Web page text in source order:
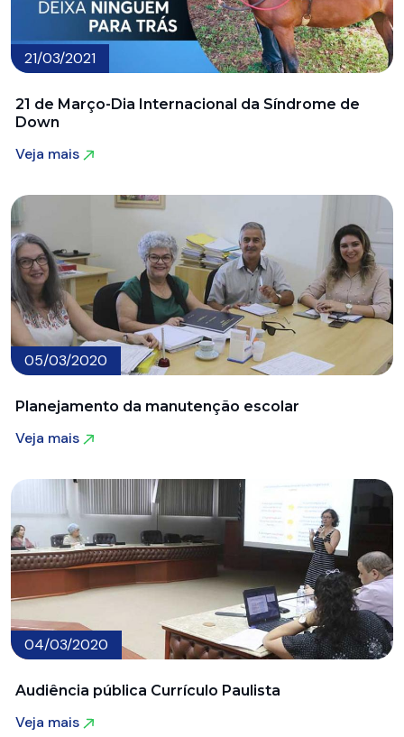
21/03/2021
21 de Março-Dia Internacional da Síndrome de
Down
Veja mais
05/03/2020
Planejamento da manutenção escolar
Veja mais
04/03/2020
Audiência pública Currículo Paulista
Veja mais